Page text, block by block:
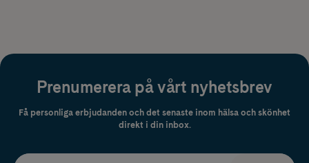
Prenumerera på vårt nyhetsbrev
Få personliga erbjudanden och det senaste inom hälsa och skönhet
direkt i din inbox.